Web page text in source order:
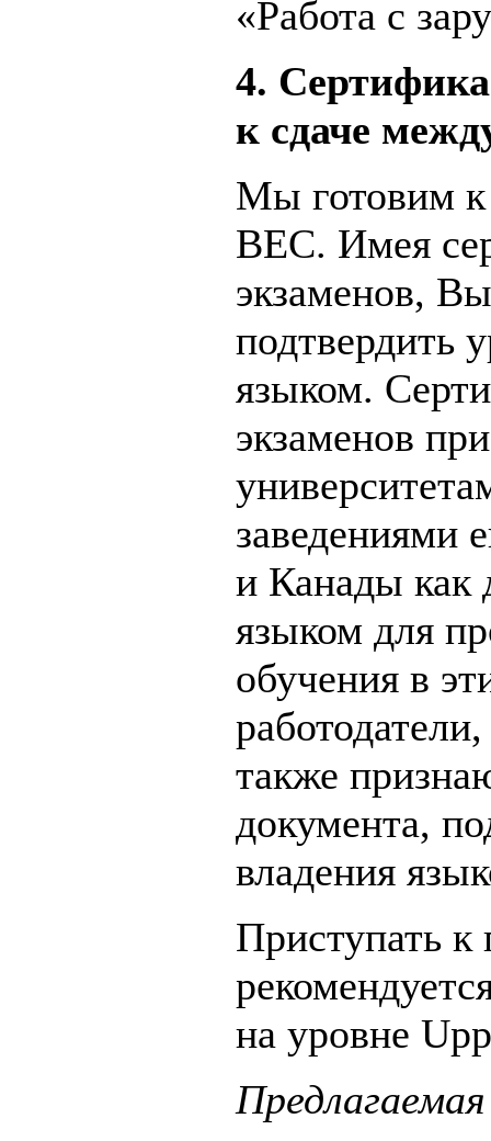
«Работа с
4.
к сдаче
Мы готовим к
BEC. Имея
экзаменов,
подтвердить
языком.
экзаменов
заведениями
и Канады как
языком для
обучения в
также
документа,
владения
Приступать к
на уровне